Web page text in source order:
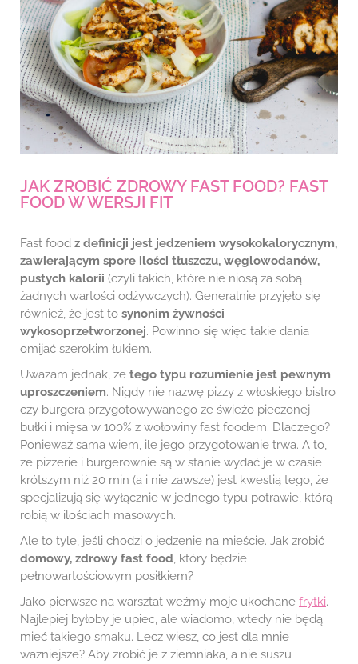
JAK ZROBIĆ ZDROWY FAST FOOD? FAST
FOOD W WERSJI FIT
Fast food z definicji jest jedzeniem wysokokalorycznym,
zawierającym spore ilości tłuszczu, węglowodanów,
pustych kalorii (czyli takich, które nie niosą za sobą
żadnych wartości odżywczych). Generalnie przyjęło się
również, że jest to synonim żywności
wykosoprzetworzonej. Powinno się więc takie dania
omijać szerokim łukiem.
Uważam jednak, że tego typu rozumienie jest pewnym
uproszczeniem. Nigdy nie nazwę pizzy z włoskiego bistro
czy burgera przygotowywanego ze świeżo pieczonej
bułki i mięsa w 100% z wołowiny fast foodem. Dlaczego?
Ponieważ sama wiem, ile jego przygotowanie trwa. A to,
że pizzerie i burgerownie są w stanie wydać je w czasie
krótszym niż 20 min (a i nie zawsze) jest kwestią tego, że
specjalizują się wyłącznie w jednego typu potrawie, którą
robią w ilościach masowych.
Ale to tyle, jeśli chodzi o jedzenie na mieście. Jak zrobić
domowy, zdrowy fast food, który będzie
pełnowartościowym posiłkiem?
Jako pierwsze na warsztat weźmy moje ukochane frytki.
Najlepiej byłoby je upiec, ale wiadomo, wtedy nie będą
mieć takiego smaku. Lecz wiesz, co jest dla mnie
ważniejsze? Aby zrobić je z ziemniaka, a nie suszu